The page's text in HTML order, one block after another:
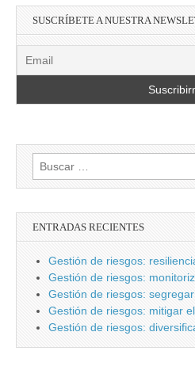
SUSCRÍBETE A NUESTRA
Buscar:
ENTRADAS RECIENTES
Gestión de riesgos:
Gestión de riesgos:
Gestión de riesgos:
Gestión de riesgos: mitigar
Gestión de riesgos: